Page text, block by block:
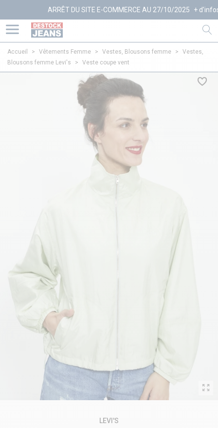
ARRÊT DU SITE E-COMMERCE AU 27/10/2025 + d'infos
Accueil > Vêtements Femme > Vestes, Blousons femme >
Vestes,
Blousons femme Levi's
> Veste coupe vent
LEVI'S